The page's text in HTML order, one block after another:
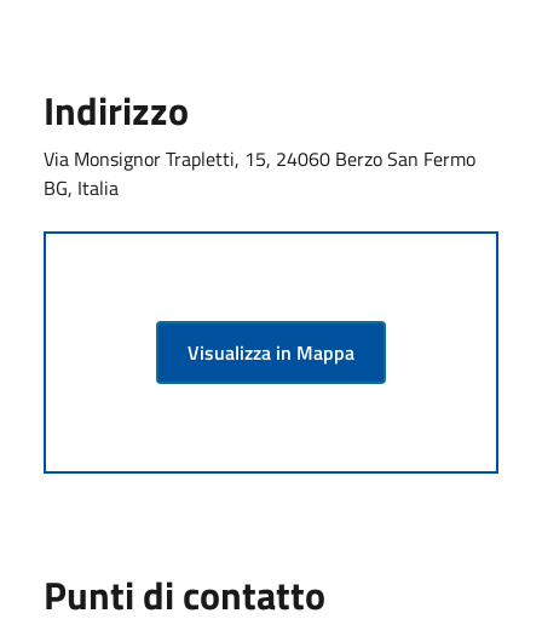
Indirizzo
Via Monsignor Trapletti, 15, 24060 Berzo San Fermo
BG, Italia
Visualizza in Mappa
Punti di contatto